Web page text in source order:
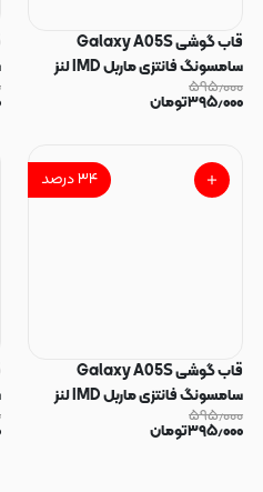
قاب گوشی Galaxy A05S
سامسونگ فانتزی ماربل IMD لنز
نگین دار دور مات دکمه کرومی طرح
پاپیون کیوت کد 165913
۵۹۵٫۰۰۰
۳۹۵٫۰۰۰تومان
۳۴درصد
قاب گوشی Galaxy A05S
سامسونگ فانتزی ماربل IMD لنز
نگین دار دور مات دکمه کرومی طرح
پاپیون کیوت کد 165911
۵۹۵٫۰۰۰
۳۹۵٫۰۰۰تومان